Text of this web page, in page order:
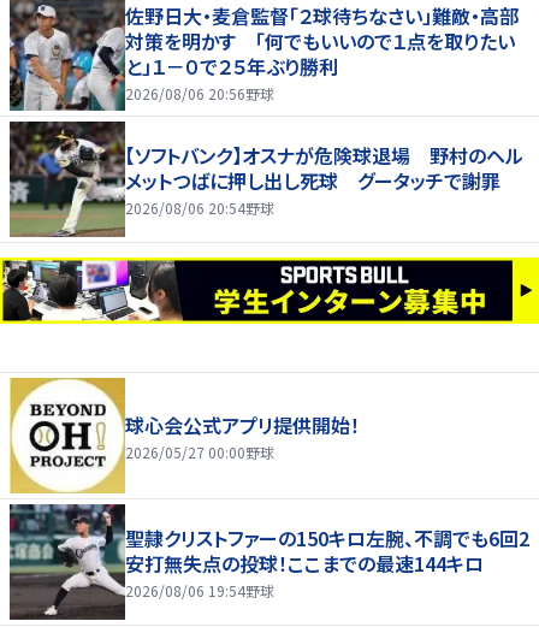
佐野日大・麦倉監督「２球待ちなさい」難敵・高部
対策を明かす 「何でもいいので１点を取りたい
と」１－０で２５年ぶり勝利
2026/08/06 20:56野球
【ソフトバンク】オスナが危険球退場 野村のヘル
メットつばに押し出し死球 グータッチで謝罪
2026/08/06 20:54野球
球心会公式アプリ提供開始！
2026/05/27 00:00野球
聖隷クリストファーの150キロ左腕、不調でも6回2
安打無失点の投球！ここまでの最速144キロ
2026/08/06 19:54野球